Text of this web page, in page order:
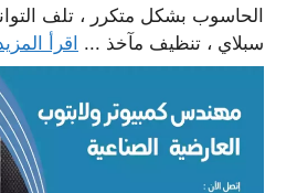
الحاسوب بشكل متكرر ، تلف
سبلاي ، تنظيف مآخذ ... اقرأ